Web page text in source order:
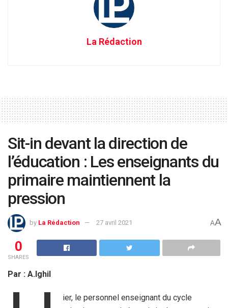
La Rédaction
Sit-in devant la direction de
l’éducation : Les enseignants du
primaire maintiennent la
pression
by La Rédaction 27 avril 2021 AA
0
SHARES
Par : A.Ighil
ier, le personnel enseignant du cycle